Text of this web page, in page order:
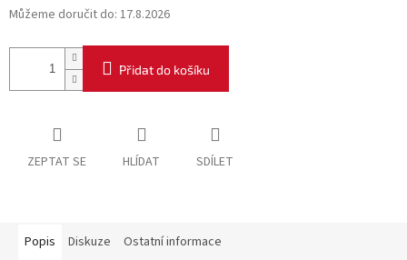
Můžeme doručit do: 17.8.2026
Přidat do košíku
ZEPTAT SE HLÍDAT SDÍLET
Popis Diskuze Ostatní informace